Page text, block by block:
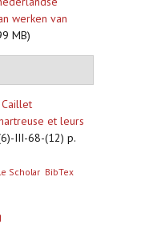
werken van
MB)
et leurs
III-68-(12) p.
Scholar BibTex